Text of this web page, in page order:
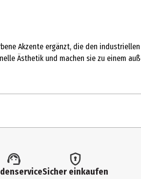
Akzente ergänzt, die den
Ästhetik und machen sie zu einem
Sicher einkaufen